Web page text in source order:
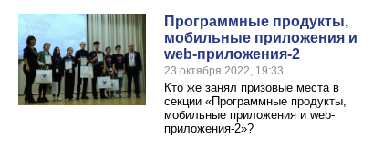
Программные продукты,
мобильные приложения и
web-приложения-2
23 октября 2022, 19:33
Кто же занял призовые места в
секции «Программные продукты,
мобильные приложения и web-
приложения-2»?